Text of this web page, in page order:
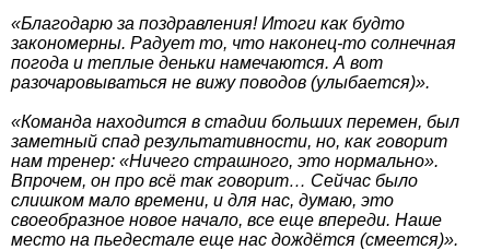
«Благодарю за поздравления! Итоги как будто
закономерны. Радует то, что наконец-то солнечная
погода и теплые деньки намечаются. А вот
разочаровываться не вижу поводов (улыбается)».
«Команда находится в стадии больших перемен, был
заметный спад результативности, но, как говорит
нам тренер: «Ничего страшного, это нормально».
Впрочем, он про всё так говорит… Сейчас было
слишком мало времени, и для нас, думаю, это
своеобразное новое начало, все еще впереди. Наше
место на пьедестале еще нас дождётся (смеется)».